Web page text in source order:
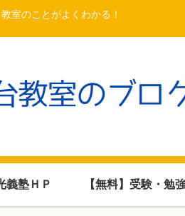
室のことがよくわかる！
義塾ＨＰ 【無料】受験・勉